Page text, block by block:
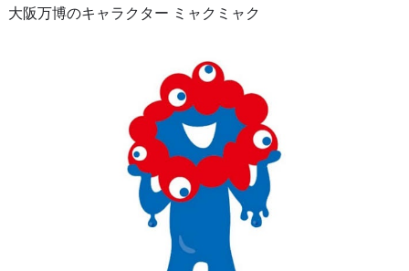
大阪万博のキャラクター ミャクミャク